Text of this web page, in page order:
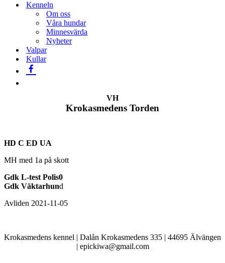
Kenneln
Om oss
Våra hundar
Minnesvärda
Nyheter
Valpar
Kullar
VH
Krokasmedens Torden
HD C ED UA
MH med 1a på skott
Gdk L-test Polis0
Gdk Väktarhund
Avliden 2021-11-05
Krokasmedens kennel | Dalån Krokasmedens 335 | 44695 Älvängen
| epickiwa@gmail.com